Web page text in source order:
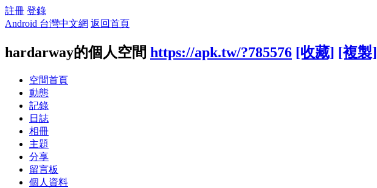
註冊 登錄
Android 台灣中文網 返回首頁
hardarway的個人空間 https://apk.tw/?785576 [收藏] [複製]
空間首頁
動態
記錄
日誌
相冊
主題
分享
留言板
個人資料